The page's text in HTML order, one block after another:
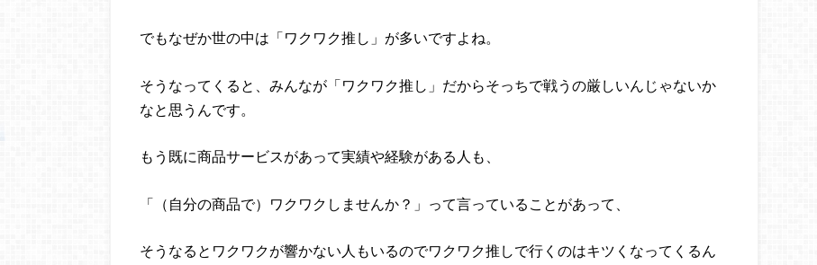
でもなぜか世の中は「ワクワク推し」が多いですよね。
そうなってくると、みんなが「ワクワク推し」だからそっちで戦うの厳しいんじゃないか
なと思うんです。
もう既に商品サービスがあって実績や経験がある人も、
「（自分の商品で）ワクワクしませんか？」って言っていることがあって、
そうなるとワクワクが響かない人もいるのでワクワク推しで行くのはキツくなってくるん